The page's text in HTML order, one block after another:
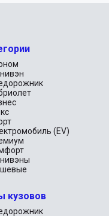
(EV)
кузовов